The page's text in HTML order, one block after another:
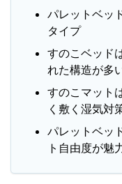
パレットベッ
タイプ
すのこベッド
れた構造が多
すのこマット
く敷く湿気対
パレットベッ
ト自由度が魅